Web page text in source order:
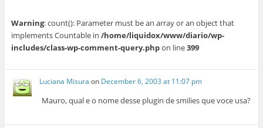
Warning: count(): Parameter must be an array or an object that
implements Countable in /home/liquidox/www/diario/wp-
includes/class-wp-comment-query.phpon line399
Luciana Misura on December 6, 2003 at 11:07 pm
Mauro, qual e o nome desse plugin de smilies que voce usa?